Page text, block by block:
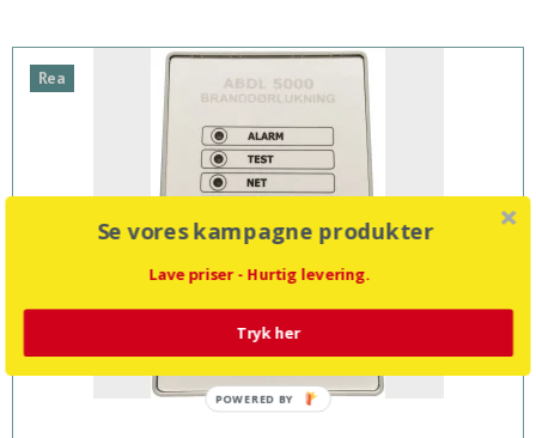
Rea
Se vores kampagne produkter
Lave priser - Hurtig levering.
Tryk her
POWERED BY